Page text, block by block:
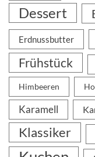
Dessert
Erdnussbutter
Frühstück
Himbeeren
Karamell
Klassiker